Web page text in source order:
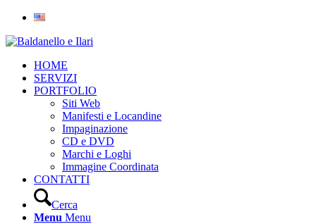
HOME
SERVIZI
PORTFOLIO
Siti Web
Manifesti e Locandine
Impaginazione
CD e DVD
Marchi e Loghi
Immagine Coordinata
CONTATTI
Cerca
Menu Menu